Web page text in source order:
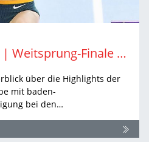
Olympia BW-Tag 3 | Weitsprung-Finale ruft und noch Hoffnung über 400 Meter Hürden
über die Highlights der
mit baden-
bei den…